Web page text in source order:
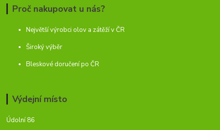
Proč nakupovat u nás?
Největší výrobci olov a zátěží v ČR
Široký výběr
Bleskové doručení po ČR
Výdejní místo
Údolní 86